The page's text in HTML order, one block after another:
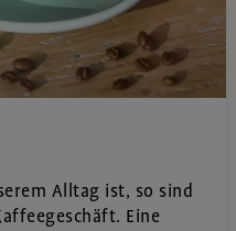
Alltag ist, so sind
Eine